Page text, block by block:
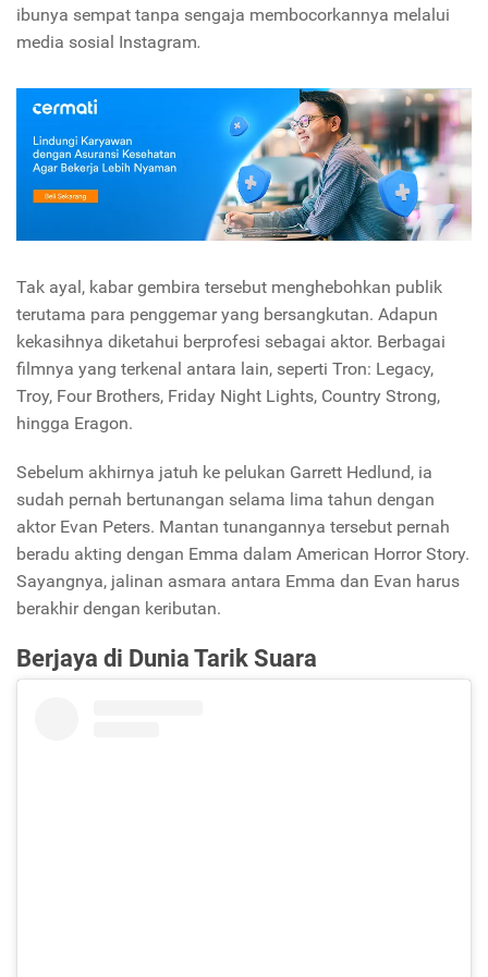
ibunya sempat tanpa sengaja membocorkannya melalui
media sosial Instagram.
Tak ayal, kabar gembira tersebut menghebohkan publik
terutama para penggemar yang bersangkutan. Adapun
kekasihnya diketahui berprofesi sebagai aktor. Berbagai
filmnya yang terkenal antara lain, seperti Tron: Legacy,
Troy, Four Brothers, Friday Night Lights, Country Strong,
hingga Eragon.
Sebelum akhirnya jatuh ke pelukan Garrett Hedlund, ia
sudah pernah bertunangan selama lima tahun dengan
aktor Evan Peters. Mantan tunangannya tersebut pernah
beradu akting dengan Emma dalam American Horror Story.
Sayangnya, jalinan asmara antara Emma dan Evan harus
berakhir dengan keributan.
Berjaya di Dunia Tarik Suara